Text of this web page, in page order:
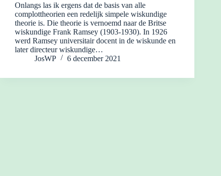
Onlangs las ik ergens dat de basis van alle
complottheorien een redelijk simpele wiskundige
theorie is. Die theorie is vernoemd naar de Britse
wiskundige Frank Ramsey (1903-1930). In 1926
werd Ramsey universitair docent in de wiskunde en
later directeur wiskundige…
JosWP
6 december 2021